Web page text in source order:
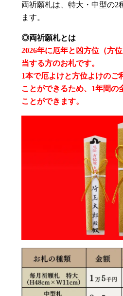
両祈願札は、特大・中型の2
ます。
◎両祈願札とは
2026年に厄年と凶方位（方
当する方のお札です。
1本で厄よけと方位よけのご
ことができるため、1年間の
ことができます。